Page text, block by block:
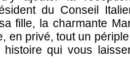
du Conseil
fille, la charmante
en privé, tout un
histoire qui vous